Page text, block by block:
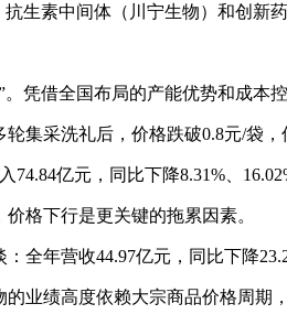
生素中间体（川宁生物）和创新药
凭借全国布局的产能优势和成本
集采洗礼后，价格跌破0.8元/袋
亿元，同比下降8.31%、
格下行是更关键的拖累因素。
全年营收44.97亿元，同比下降
业绩高度依赖大宗商品价格周